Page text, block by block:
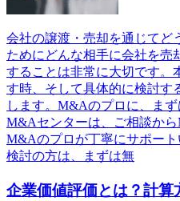
会社の譲渡・売却を通じてど
ためにどんな相手に会社を売
することは非常に大切です。
す時、そして具体的に検討す
します。M&Aのプロに、ま
M&Aセンターは、ご相談か
M&Aのプロが丁寧にサポー
検討の方は、まずは無
企業価値評価とは？計